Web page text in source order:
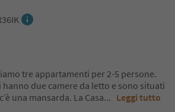
tre appartamenti per 2-5 persone.
due camere da letto e sono situati
una mansarda. La Casa... Leggi tutto